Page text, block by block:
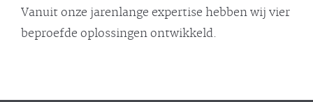
Vanuit onze jarenlange expertise hebben wij vier
beproefde oplossingen ontwikkeld.